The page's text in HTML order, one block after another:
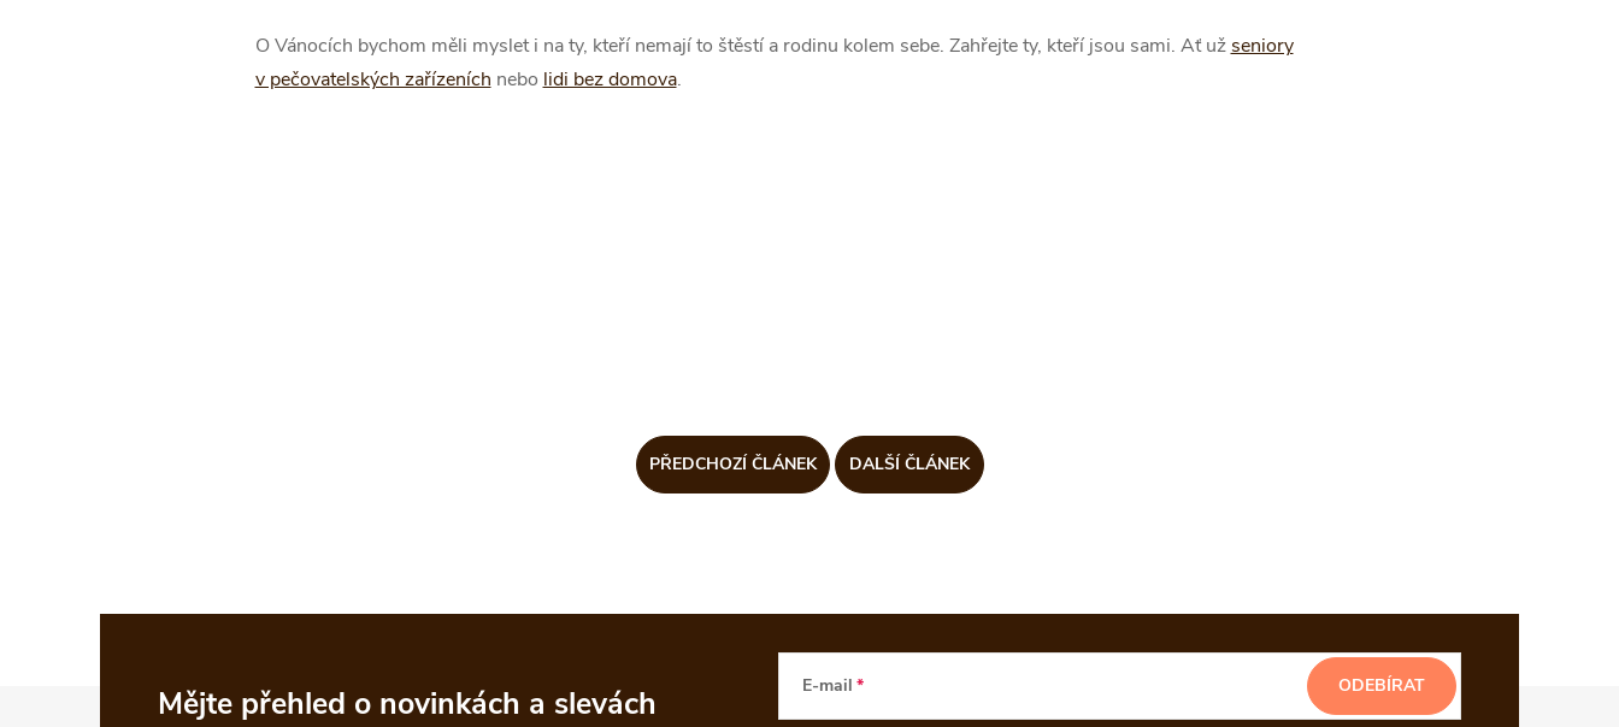
O Vánocích bychom měli myslet i na ty, kteří nemají to štěstí a rodinu kolem sebe. Zahřejte ty, kteří jsou sami. Ať užseniory
v pečovatelských zařízeních nebo lidi bez domova.
PŘEDCHOZÍ ČLÁNEK DALŠÍ ČLÁNEK
Mějte přehled o novinkách a slevách E-mail ODEBÍRAT